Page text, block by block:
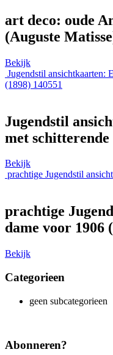
art deco: oude
(Auguste
Bekijk
Jugendstil ansichtkaarten:
(1898) 140551
Jugendstil
met
Bekijk
prachtige Jugendstil
prachtige
dame voor 1906
Bekijk
Categorieen
geen subcategorieen
Abonneren?